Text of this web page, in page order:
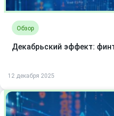
Обзор
Декабрьский эффект:
12 декабря 2025